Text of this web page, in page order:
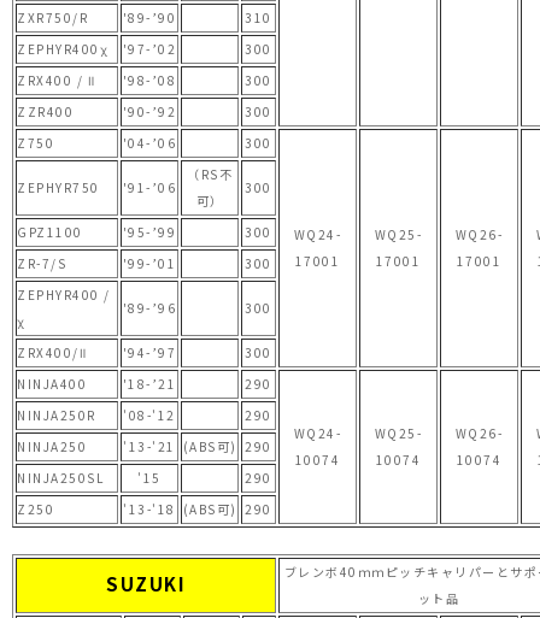
ZXR750/R '89-’90
310
ZEPHYR400χ
'97-’02
300
ZRX400 / Ⅱ
'98-’08
300
ZZR400
'90-’92
300
Z750
'04-’06 300
WQ24-
17001
WQ25-
17001
WQ26-
17001
ZEPHYR750 '91-’06
（RS不
可）
300
GPZ1100 '95-’99
300
ZR-7/S
'99-’01
300
ZEPHYR400 /
χ
'89-’96 300
ZRX400/Ⅱ '94-’97
300
NINJA400
'18-’21 290
WQ24-
10074
WQ25-
10074
WQ26-
10074
NINJA250R '08-'12
290
NINJA250
'13-'21 (ABS可)
290
NINJA250SL
'15
290
Z250
'13-'18 (ABS可) 290
SUZUKI
ブレンボ40ｍｍピッチキャリパーとサ
ット品